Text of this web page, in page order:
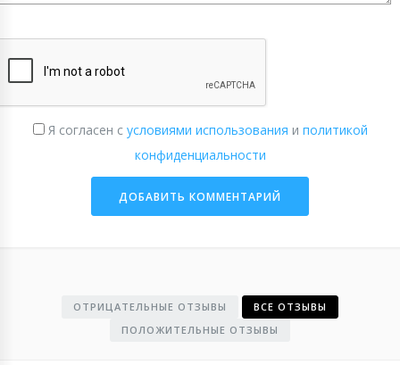
Я согласен с условиями использования и политикой
конфиденциальности
ОТРИЦАТЕЛЬНЫЕ ОТЗЫВЫ
ВСЕ ОТЗЫВЫ
ПОЛОЖИТЕЛЬНЫЕ ОТЗЫВЫ